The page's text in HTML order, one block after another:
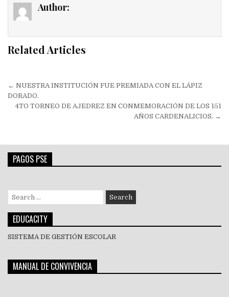
Author:
Related Articles
Navegación
de
← NUESTRA INSTITUCIÓN FUE PREMIADA CON EL LÁPIZ
DORADO.
4TO TORNEO DE AJEDREZ EN CONMEMORACIÓN DE LOS 151
AÑOS CARDENALICIOS. →
PAGOS PSE
Search
for:
EDUCACITY
SISTEMA DE GESTIÓN ESCOLAR
MANUAL DE CONVIVENCIA